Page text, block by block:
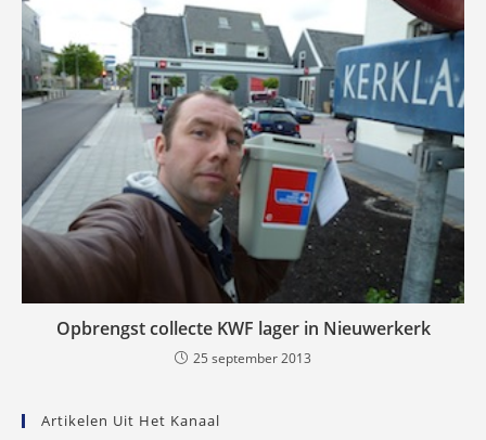
Opbrengst collecte KWF lager in Nieuwerkerk
25 september 2013
Artikelen Uit Het Kanaal